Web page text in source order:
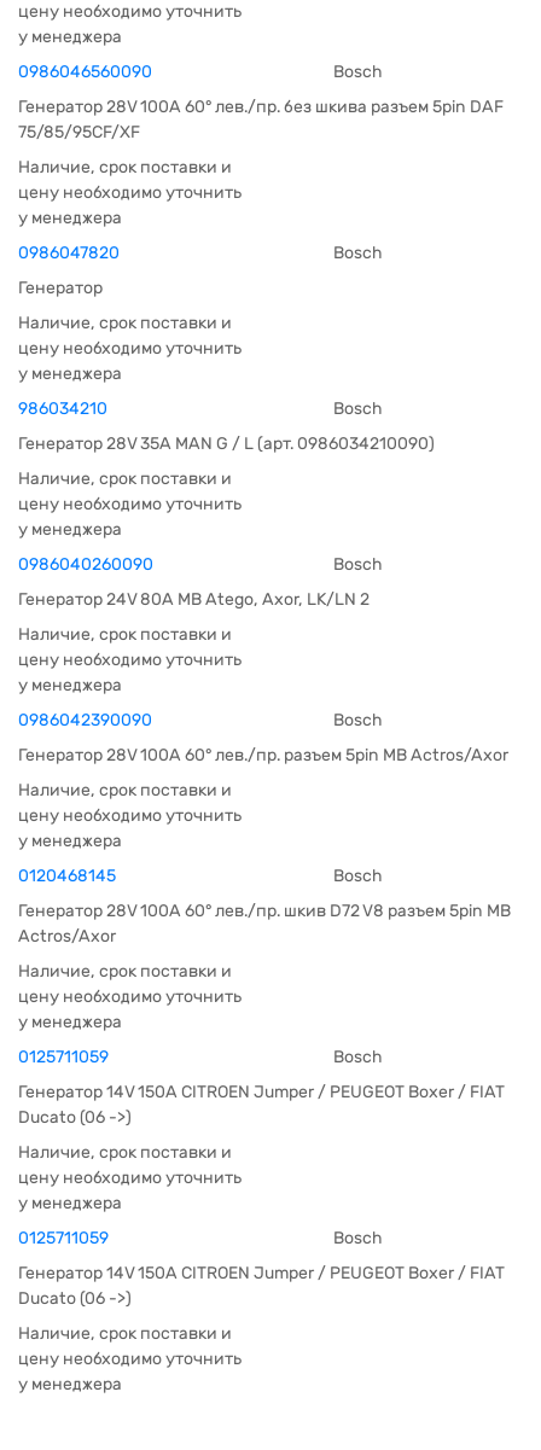
цену необходимо уточнить
у менеджера
0986046560090
Bosch
Генератор 28V 100A 60° лев./пр. без шкива разъем 5pin DAF
75/85/95CF/XF
Наличие, срок поставки и
цену необходимо уточнить
у менеджера
0986047820
Bosch
Генератор
Наличие, срок поставки и
цену необходимо уточнить
у менеджера
986034210
Bosch
Генератор 28V 35A MAN G / L (арт. 0986034210090)
Наличие, срок поставки и
цену необходимо уточнить
у менеджера
0986040260090
Bosch
Генератор 24V 80A MB Atego, Axor, LK/LN 2
Наличие, срок поставки и
цену необходимо уточнить
у менеджера
0986042390090
Bosch
Генератор 28V 100A 60° лев./пр. разъем 5pin MB Actros/Axor
Наличие, срок поставки и
цену необходимо уточнить
у менеджера
0120468145
Bosch
Генератор 28V 100A 60° лев./пр. шкив D72 V8 разъем 5pin MB
Actros/Axor
Наличие, срок поставки и
цену необходимо уточнить
у менеджера
0125711059
Bosch
Генератор 14V 150A CITROEN Jumper / PEUGEOT Boxer / FIAT
Ducato (06 ->)
Наличие, срок поставки и
цену необходимо уточнить
у менеджера
0125711059
Bosch
Генератор 14V 150A CITROEN Jumper / PEUGEOT Boxer / FIAT
Ducato (06 ->)
Наличие, срок поставки и
цену необходимо уточнить
у менеджера